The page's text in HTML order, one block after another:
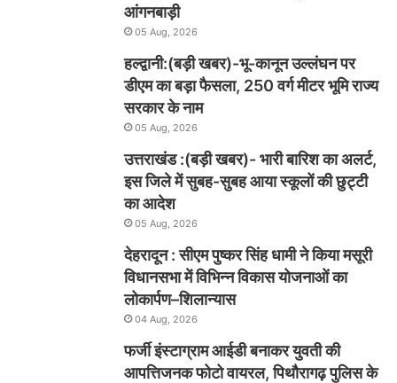
आंगनबाड़ी
05 Aug, 2026
हल्द्वानी:(बड़ी खबर)-भू-कानून उल्लंघन पर
डीएम का बड़ा फैसला, 250 वर्ग मीटर भूमि राज्य
सरकार के नाम
05 Aug, 2026
उत्तराखंड :(बड़ी खबर)- भारी बारिश का अलर्ट,
इस जिले में सुबह-सुबह आया स्कूलों की छुट्टी
का आदेश
05 Aug, 2026
देहरादून : सीएम पुष्कर सिंह धामी ने किया मसूरी
विधानसभा में विभिन्न विकास योजनाओं का
लोकार्पण–शिलान्यास
04 Aug, 2026
फर्जी इंस्टाग्राम आईडी बनाकर युवती की
आपत्तिजनक फोटो वायरल, पिथौरागढ़ पुलिस के